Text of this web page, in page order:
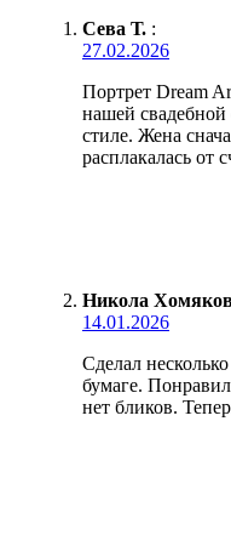
Сева Т. :
27.02.2026
Портрет Dream
нашей свадебной
стиле. Жена
расплакалась от
Никола
14.01.2026
Сделал
бумаге.
нет бликов.